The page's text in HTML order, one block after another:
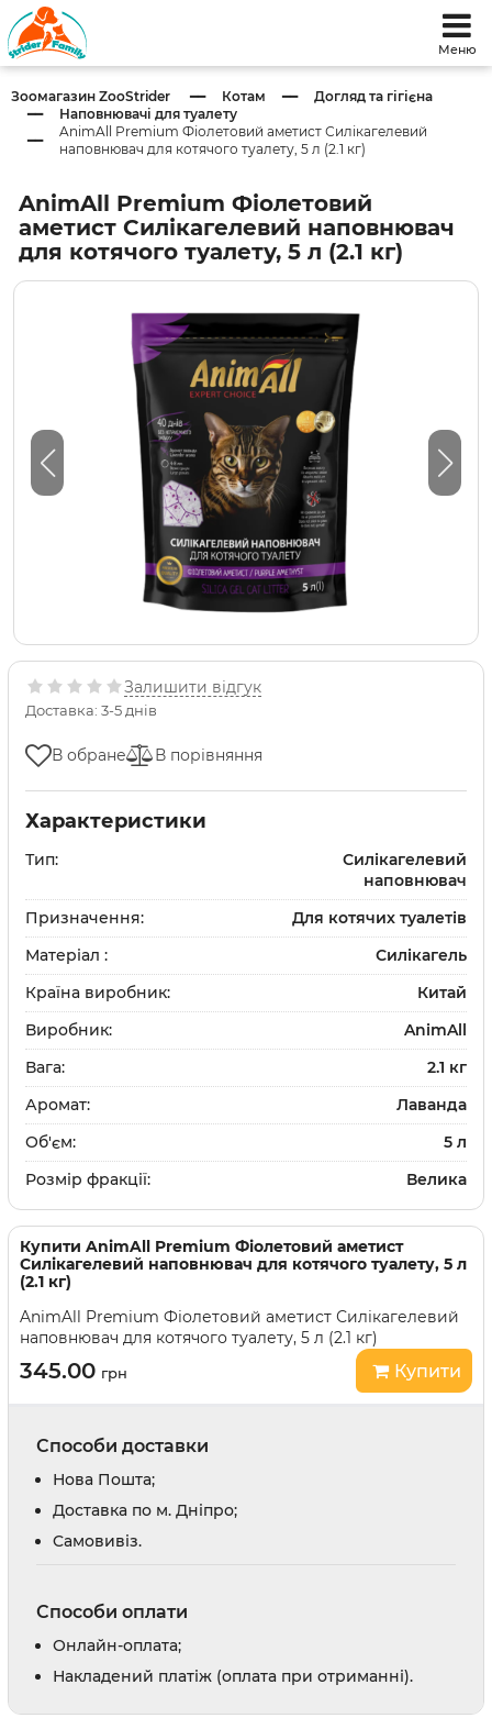
Меню
Зоомагазин ZooStrider Котам
Догляд та гігієна
Наповнювачі для туалету
AnimAll Premium Фіолетовий аметист Силікагелевий
наповнювач для котячого туалету, 5 л (2.1 кг)
AnimAll Premium Фіолетовий
аметист Силікагелевий наповнювач
для котячого туалету, 5 л (2.1 кг)
Залишити відгук
Доставка: 3-5 днів
В обране В порівняння
Характеристики
Тип:
Силікагелевий
наповнювач
Призначення:
Для котячих туалетів
Матеріал :
Силікагель
Країна виробник:
Китай
Виробник:
AnimAll
Вага:
2.1 кг
Аромат:
Лаванда
Об'єм:
5 л
Розмір фракції:
Велика
Купити AnimAll Premium Фіолетовий аметист
Силікагелевий наповнювач для котячого туалету, 5 л
(2.1 кг)
AnimAll Premium Фіолетовий аметист Силікагелевий
наповнювач для котячого туалету, 5 л (2.1 кг)
345.00 грн Купити
Способи доставки
Нова Пошта;
Доставка по м. Дніпро;
Cамовивіз.
Способи оплати
Онлайн-оплата;
Накладений платіж (оплата при отриманні).